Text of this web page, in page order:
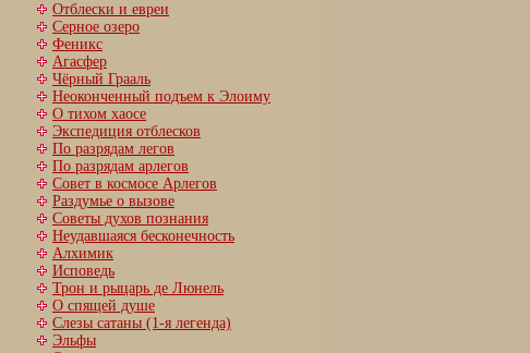
Отблески и евреи
Серное озеро
Феникс
Агасфер
Чёрный Грааль
Неоконченный подъем к Элоиму
О тихом хаосе
Экспедиция отблесков
По разрядам легов
По разрядам арлегов
Совет в космосе Арлегов
Раздумье о вызове
Советы духов познания
Неудавшаяся бесконечность
Алхимик
Исповедь
Трон и рыцарь де Люнель
О спящей душе
Слезы сатаны (1-я легенда)
Эльфы